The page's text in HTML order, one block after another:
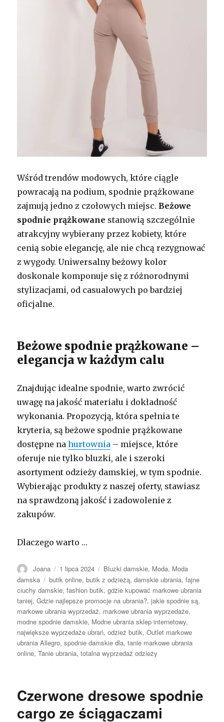
Wśród trendów modowych, które ciągle
powracają na podium, spodnie prążkowane
zajmują jedno z czołowych miejsc.Beżowe
spodnie prążkowane stanowią szczególnie
atrakcyjny wybierany przez kobiety, które
cenią sobie elegancję, ale nie chcą rezygnować
z wygody. Uniwersalny beżowy kolor
doskonale komponuje się z różnorodnymi
stylizacjami, od casualowych po bardziej
oficjalne.
Beżowe spodnie prążkowane –
elegancja w każdym calu
Znajdując idealne spodnie, warto zwrócić
uwagę na jakość materiału i dokładność
wykonania. Propozycją, która spełnia te
kryteria, są beżowe spodnie prążkowane
dostępne nahurtownia – miejsce, które
oferuje nie tylko bluzki, ale i szeroki
asortyment odzieży damskiej, w tym spodnie.
Wybierając produkty z naszej oferty, stawiasz
na sprawdzoną jakość i zadowolenie z
zakupów.
Dlaczego warto …
Autor
Joana Opublikowano
1 lipca 2024 Kategorie
Bluzki damskie, Moda, Moda
damska
Tagi
butik online,butik z odzieżą,damskie ubrania,fajne
ciuchy damskie,fashion butik,gdzie kupować markowe ubrania
taniej,Gdzie najlepsze promocje na ubrania?,jakie spodnie są,
markowe ubrania wyprzedaż, markowe ubrania wyprzedaże,
modne spodnie damskie, Modne ubrania sklep internetowy,
największe wyprzedaże ubrań,odzież butik,Outlet markowe
ubrania Allegro,spodnie damskie dla,tanie markowe ubrania
online,Tanie ubrania,totalna wyprzedaż odzieży
Czerwone dresowe spodnie
cargo ze ściągaczami